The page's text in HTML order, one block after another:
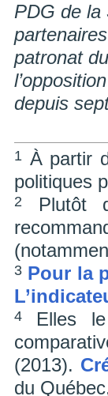
PDG de la
patronat
depuis
1 À partir
politiques
2
Plutôt
3 Pour la
4
Elles
(2013).
du